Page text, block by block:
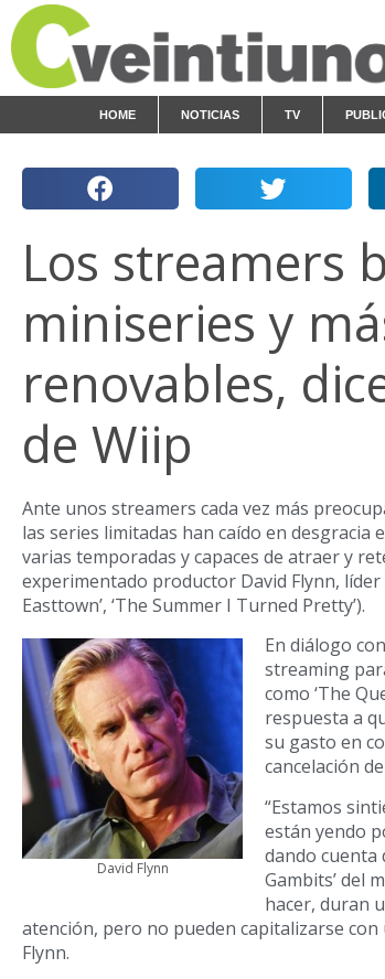
HOME NOTICIAS TV
Los streamers
miniseries y
renovables,
de Wiip
Ante unos streamers cada vez más
las series limitadas han caído en
varias temporadas y capaces de atraer y
experimentado productor David Flynn,
Easttown’, ‘The Summer I Turned Pretty’).
David Flynn
En diálogo
streaming
como ‘The
respuesta a
su gasto en
cancelación
“Estamos
están yendo
dando cuenta
Gambits’ del
hacer, duran
atención, pero no pueden capitalizarse
Flynn.